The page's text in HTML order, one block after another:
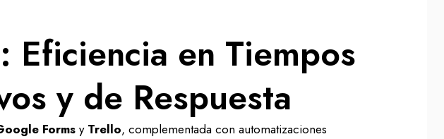
Eficiencia en Tiempos
y de Respuesta
Forms y Trello, complementada con automatizaciones